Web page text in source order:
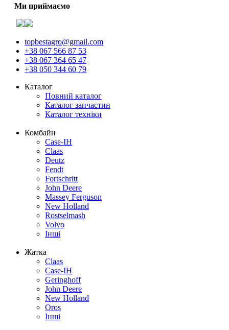
Ми приймаємо
topbestagro@gmail.com
+38 067 566 87 53
+38 067 364 65 47
+38 050 344 60 79
Каталог
Повний каталог
Каталог запчастин
Каталог техніки
Комбайн
Case-IH
Claas
Deutz
Fendt
Fortschritt
John Deere
Massey Ferguson
New Holland
Rostselmash
Volvo
Інші
Жатка
Claas
Case-IH
Geringhoff
John Deere
New Holland
Oros
Інші